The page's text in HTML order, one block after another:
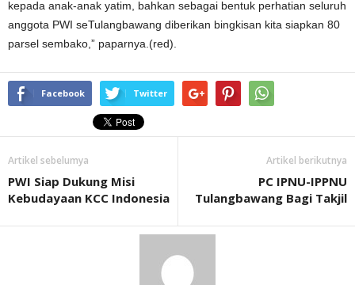
kepada anak-anak yatim, bahkan sebagai bentuk perhatian seluruh
anggota PWI seTulangbawang diberikan bingkisan kita siapkan 80
parsel sembako,” paparnya.(red).
Facebook Twitter
Artikel sebelumya
PWI Siap Dukung Misi
Kebudayaan KCC Indonesia
Artikel berikutnya
PC IPNU-IPPNU
Tulangbawang Bagi Takjil